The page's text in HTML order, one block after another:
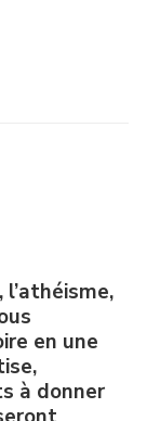
l’athéisme,
en une
à donner